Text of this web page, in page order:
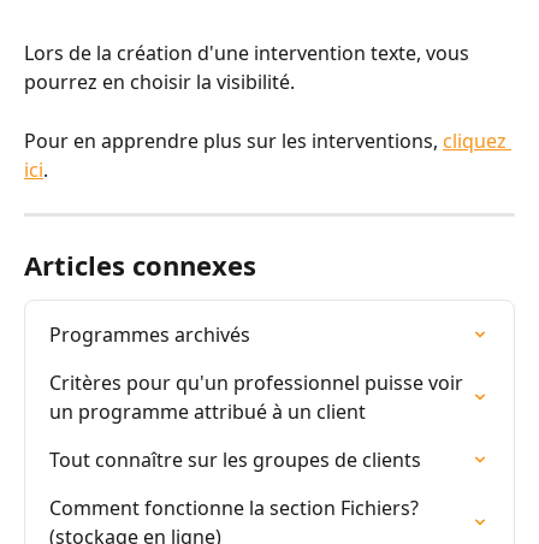
Lors de la création d'une intervention texte, vous
pourrez en choisir la visibilité.
Pour en apprendre plus sur les interventions, cliquez
ici.
Articles connexes
Programmes archivés
Critères pour qu'un professionnel puisse voir
un programme attribué à un client
Tout connaître sur les groupes de clients
Comment fonctionne la section Fichiers?
(stockage en ligne)